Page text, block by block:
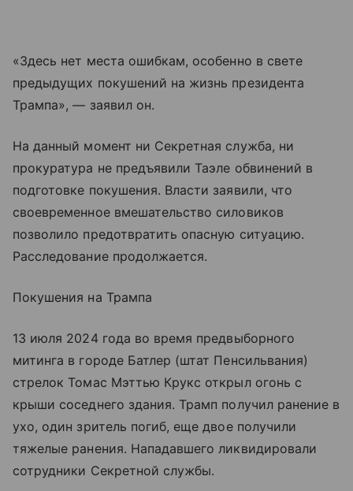
«Здесь нет места ошибкам, особенно в свете
предыдущих покушений на жизнь президента
Трампа», — заявил он.
На данный момент ни Секретная служба, ни
прокуратура не предъявили Таэле обвинений в
подготовке покушения. Власти заявили, что
своевременное вмешательство силовиков
позволило предотвратить опасную ситуацию.
Расследование продолжается.
Покушения на Трампа
13 июля 2024 года во время предвыборного
митинга в городе Батлер (штат Пенсильвания)
стрелок Томас Мэттью Крукс открыл огонь с
крыши соседнего здания. Трамп получил ранение в
ухо, один зритель погиб, еще двое получили
тяжелые ранения. Нападавшего ликвидировали
сотрудники Секретной службы.